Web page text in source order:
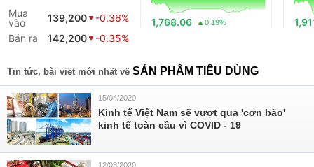
Mua
vào
139,200
-0.36%
Bán ra
142,200 -0.35%
1,768.06 0.19%
Tin tức, bài viết mới nhất về SẢN PHẨM TIÊU DÙNG
15/04/2020
Kinh tế Việt Nam sẽ vượt qua 'cơn bão'
kinh tế toàn cầu vì COVID - 19
12/03/2020